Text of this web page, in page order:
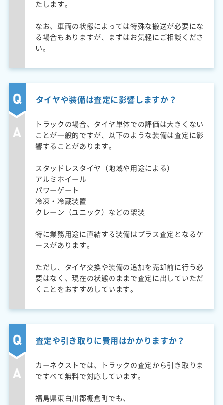
たします。
なお、車両の状態によっては特殊な搬送が必要にな
る場合もありますが、まずはお気軽にご相談くださ
い。
タイヤや装備は査定に影響しますか？
トラックの場合、タイヤ単体での評価は大きくない
ことが一般的ですが、以下のような装備は査定に影
響することがあります。
スタッドレスタイヤ（地域や用途による）
アルミホイール
パワーゲート
冷凍・冷蔵装置
クレーン（ユニック）などの架装
特に業務用途に直結する装備はプラス査定となるケ
ースがあります。
ただし、タイヤ交換や装備の追加を売却前に行う必
要はなく、現在の状態のままで査定に出していただ
くことをおすすめしています。
査定や引き取りに費用はかかりますか？
カーネクストでは、トラックの査定から引き取りま
ですべて無料で対応しています。
福島県東白川郡棚倉町でも、